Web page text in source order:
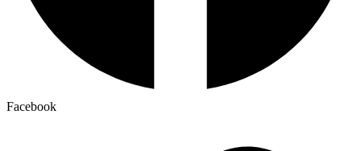
Facebook